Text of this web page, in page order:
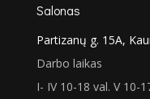
Salonas
Partizanų g. 15A,
Darbo laikas
I- IV 10-18 val. V 10-